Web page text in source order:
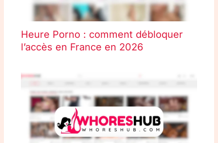
Heure Porno : comment débloquer
l’accès en France en 2026